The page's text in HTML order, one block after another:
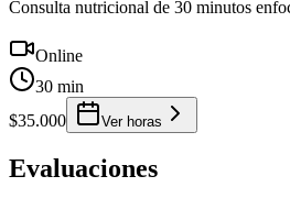
Consulta nutricional de 30 minutos
Online
30 min
$35.000
Ver horas
Evaluaciones